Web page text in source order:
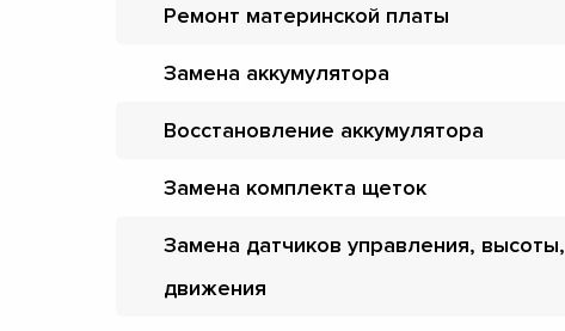
Ремонт материнской платы
Замена аккумулятора
Восстановление аккумулятора
Замена комплекта щеток
Замена датчиков управления, высоты,
движения